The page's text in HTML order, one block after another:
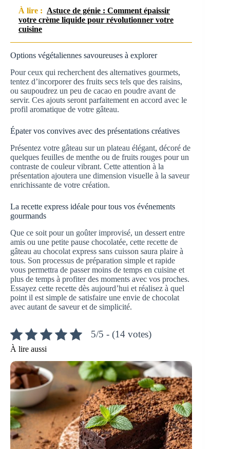
À lire : Astuce de génie : Comment épaissir
votre crème liquide pour révolutionner votre
cuisine
Options végétaliennes savoureuses à explorer
Pour ceux qui recherchent des alternatives gourmets,
tentez d’incorporer des fruits secs tels que des raisins,
ou saupoudrez un peu de cacao en poudre avant de
servir. Ces ajouts seront parfaitement en accord avec le
profil aromatique de votre gâteau.
Épater vos convives avec des présentations créatives
Présentez votre gâteau sur un plateau élégant, décoré de
quelques feuilles de menthe ou de fruits rouges pour un
contraste de couleur vibrant. Cette attention à la
présentation ajoutera une dimension visuelle à la saveur
enrichissante de votre création.
La recette express idéale pour tous vos événements
gourmands
Que ce soit pour un goûter improvisé, un dessert entre
amis ou une petite pause chocolatée, cette recette de
gâteau au chocolat express sans cuisson saura plaire à
tous. Son processus de préparation simple et rapide
vous permettra de passer moins de temps en cuisine et
plus de temps à profiter des moments avec vos proches.
Essayez cette recette dès aujourd’hui et réalisez à quel
point il est simple de satisfaire une envie de chocolat
avec autant de saveur et de simplicité.
5/5 - (14 votes)
À lire aussi